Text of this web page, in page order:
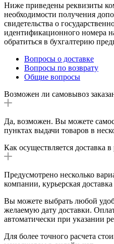
Ниже приведены реквизиты
необходимости получения
свидетельства о
идентификационного номера
обратиться в бухгалтерию
Вопросы о доставке
Вопросы по возврату
Общие вопросы
Возможен ли самовывоз
Да, возможен. Вы можете
пунктах выдачи товаров в
Как осуществляется доставка
Предусмотрено несколько
компании, курьерская
Вы можете выбрать любой
желаемую дату доставки.
автоматически при указании
Для более точного расчета